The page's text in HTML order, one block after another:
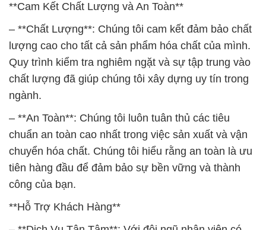
**Cam Kết Chất Lượng và An Toàn**
– **Chất Lượng**: Chúng tôi cam kết đảm bảo chất
lượng cao cho tất cả sản phẩm hóa chất của mình.
Quy trình kiểm tra nghiêm ngặt và sự tập trung vào
chất lượng đã giúp chúng tôi xây dựng uy tín trong
ngành.
– **An Toàn**: Chúng tôi luôn tuân thủ các tiêu
chuẩn an toàn cao nhất trong việc sản xuất và vận
chuyển hóa chất. Chúng tôi hiểu rằng an toàn là ưu
tiên hàng đầu để đảm bảo sự bền vững và thành
công của bạn.
**Hỗ Trợ Khách Hàng**